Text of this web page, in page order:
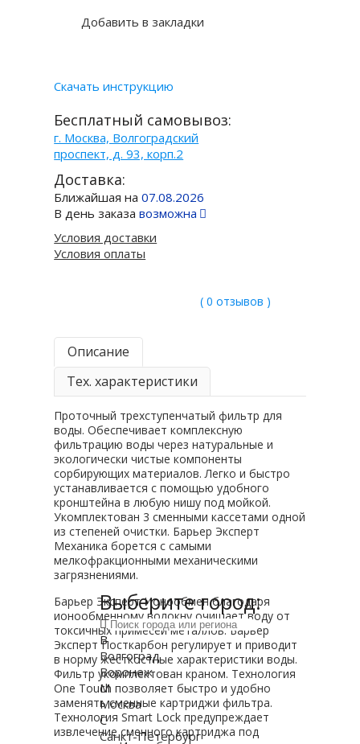
Добавить в закладки
Скачать инструкцию
Бесплатный самовывоз:
г. Москва, Волгоградский
проспект, д. 93, корп.2
Доставка:
Ближайшая на07.08.2026
В день заказавозможна
Условия доставки
Условия оплаты
( 0 отзывов )
Описание
Тех. характеристики
Проточный трехступенчатый фильтр для
воды. Обеспечивает комплексную
фильтрацию воды через натуральные и
экологически чистые компоненты
сорбирующих материалов. Легко и быстро
устанавливается с помощью удобного
кронштейна в любую нишу под мойкой.
Укомплектован 3 сменными кассетами одной
из степеней очистки. Барьер Эксперт
Механика борется с самыми
мелкофракционными механическими
загрязнениями.
Барьер Эксперт Ионообмен благодаря
ионообменному волокну очищает воду от
токсичных примесей металлов. Барьер
Эксперт Посткарбон регулирует и приводит
в норму жесткостные характеристики воды.
Фильтр укомплектован краном. Технология
One Touch позволяет быстро и удобно
заменять сменные картриджи фильтра.
Технология Smart Lock предупреждает
извлечение сменного картриджа под
Выберите город:
В
Волгоград
Воронеж
М
Москва
С
Санкт-Петербург